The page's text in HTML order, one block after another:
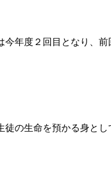
年度２回目となり、前
の生命を預かる身とし